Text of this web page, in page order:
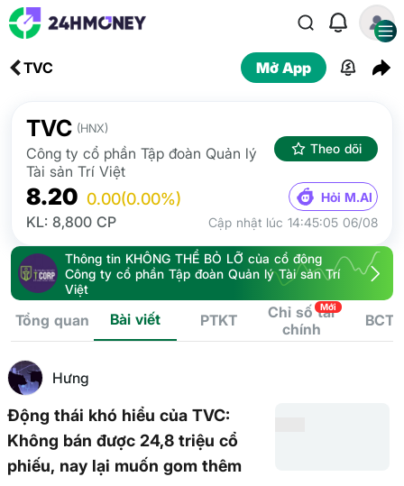
TVC Mở App
TVC (HNX)
Công ty cổ phần Tập đoàn Quản lý
Tài sản Trí Việt
Theo dõi
8.20 0.00(0.00%) Hỏi M.AI
KL: 8,800 CP Cập nhật lúc 14:45:05 06/08
Thông tin KHÔNG THỂ BỎ LỠ của cổ đông
Công ty cổ phần Tập đoàn Quản lý Tài sản Trí
Việt
Tổng quan Bài viết PTKT
Chỉ số tài
chính
Mới
BCTC
Hưng
Động thái khó hiểu của TVC:
Không bán được 24,8 triệu cổ
phiếu, nay lại muốn gom thêm